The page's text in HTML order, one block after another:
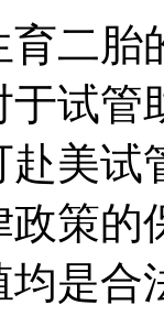
胎
试管
美试
策的
是合